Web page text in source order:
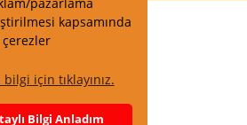
kapsamında
için tıklayınız.
Bilgi Anladım